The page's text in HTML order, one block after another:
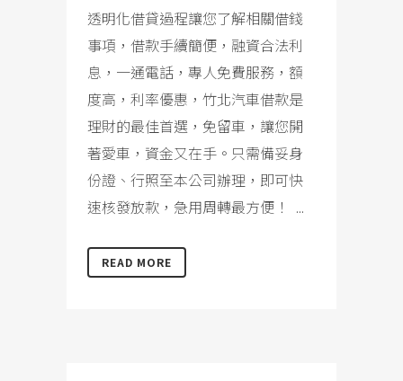
透明化借貸過程讓您了解相關借錢
事項，借款手續簡便，融資合法利
息，一通電話，專人免費服務，額
度高，利率優惠，竹北汽車借款是
理財的最佳首選，免留車，讓您開
著愛車，資金又在手。只需備妥身
份證、行照至本公司辦理，即可快
速核發放款，急用周轉最方便！ ...
READ MORE